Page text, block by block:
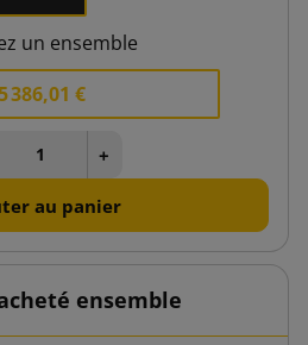
un ensemble
386,01 €
+
au panier
ensemble